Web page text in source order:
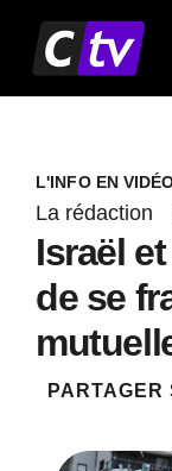
contenu
L'INFO EN
La rédaction
Israël
de se
PARTAGER